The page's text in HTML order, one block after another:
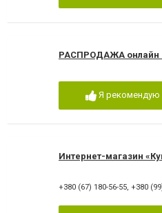
РАСПРОДАЖА онлайн
Я рекомендую
Интернет-магазин
+380 (67) 180-56-55, +380